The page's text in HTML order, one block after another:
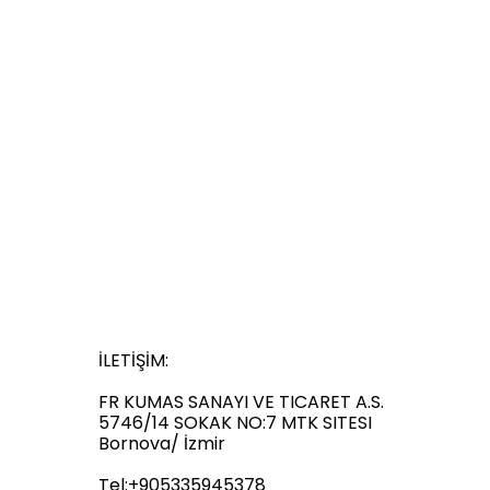
İLETİŞİM:
FR KUMAS SANAYI VE TICARET A.S.
5746/14 SOKAK NO:7 MTK SITESI
Bornova/ İzmir